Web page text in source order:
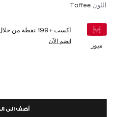
اللون Toffee
ميوز
اكسب +199 نقطة من
انضم الآن
أضف الى